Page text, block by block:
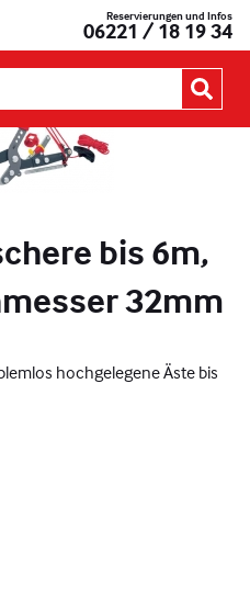
Reservierungen und Infos
06221 / 18 19 34
durchsuchen:
bis 6m,
32mm
hochgelegene Äste bis